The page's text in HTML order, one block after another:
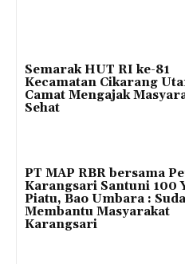
Semarak HUT RI ke-81
Kecamatan Cikarang
Camat Mengajak
Sehat
PT MAP RBR bersama
Karangsari Santuni 100
Piatu, Bao Umbara :
Membantu Masyarakat
Karangsari